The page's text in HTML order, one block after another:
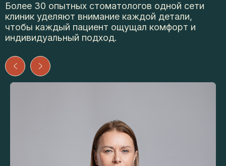
Более 30 опытных стоматологов одной сети
клиник уделяют внимание каждой детали,
чтобы каждый пациент ощущал комфорт и
индивидуальный подход.